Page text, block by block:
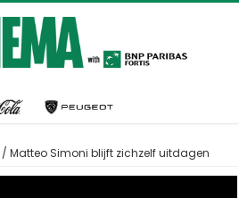
/ Matteo Simoni blijft zichzelf uitdagen